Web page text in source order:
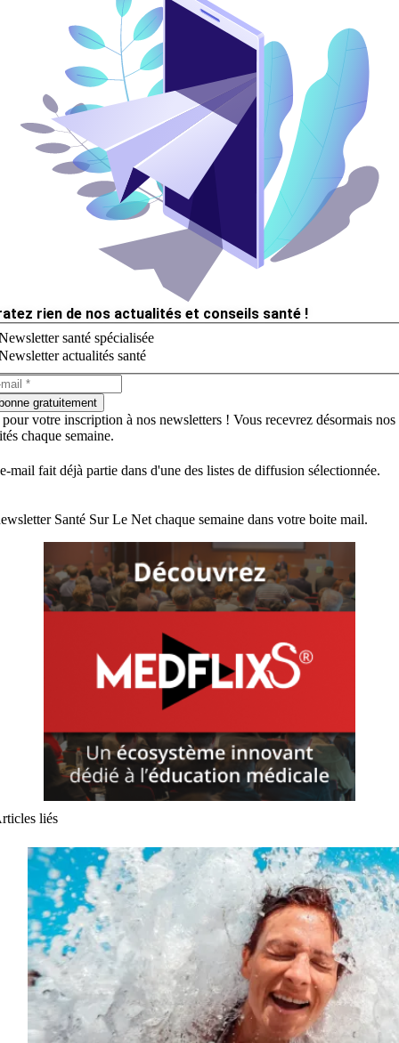
rien de nos actualités et conseils santé !
santé spécialisée
actualités santé
gratuitement
votre inscription à nos newsletters ! Vous recevrez désormais nos
chaque semaine.
mail fait déjà partie dans d'une des listes de diffusion sélectionnée.
Santé Sur Le Net chaque semaine dans votre boite mail.
liés